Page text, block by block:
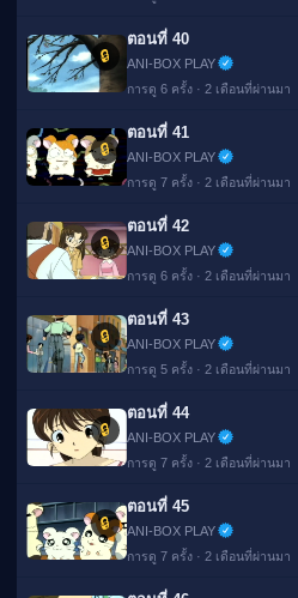
🔒
ตอนที่ 40
ANI-BOX PLAY
การดู 6 ครั้ง · 2 เดือนที่ผ่านมา
🔒
ตอนที่ 41
ANI-BOX PLAY
การดู 7 ครั้ง · 2 เดือนที่ผ่านมา
🔒
ตอนที่ 42
ANI-BOX PLAY
การดู 6 ครั้ง · 2 เดือนที่ผ่านมา
🔒
ตอนที่ 43
ANI-BOX PLAY
การดู 5 ครั้ง · 2 เดือนที่ผ่านมา
🔒
ตอนที่ 44
ANI-BOX PLAY
การดู 7 ครั้ง · 2 เดือนที่ผ่านมา
🔒
ตอนที่ 45
ANI-BOX PLAY
การดู 7 ครั้ง · 2 เดือนที่ผ่านมา